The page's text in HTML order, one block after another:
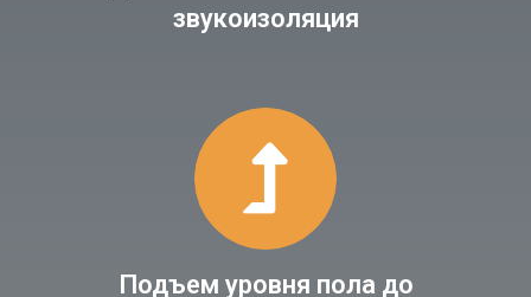
звукоизоляция
Подъем уровня пола до